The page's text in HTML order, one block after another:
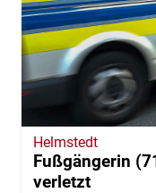
Helmstedt
Fußgängerin
verletzt